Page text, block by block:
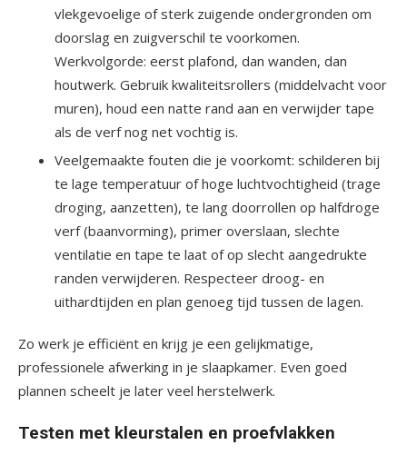
vlekgevoelige of sterk zuigende ondergronden om
doorslag en zuigverschil te voorkomen.
Werkvolgorde: eerst plafond, dan wanden, dan
houtwerk. Gebruik kwaliteitsrollers (middelvacht voor
muren), houd een natte rand aan en verwijder tape
als de verf nog net vochtig is.
Veelgemaakte fouten die je voorkomt: schilderen bij
te lage temperatuur of hoge luchtvochtigheid (trage
droging, aanzetten), te lang doorrollen op halfdroge
verf (baanvorming), primer overslaan, slechte
ventilatie en tape te laat of op slecht aangedrukte
randen verwijderen. Respecteer droog- en
uithardtijden en plan genoeg tijd tussen de lagen.
Zo werk je efficiënt en krijg je een gelijkmatige,
professionele afwerking in je slaapkamer. Even goed
plannen scheelt je later veel herstelwerk.
Testen met kleurstalen en proefvlakken